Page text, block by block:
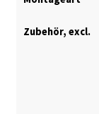
Zubehör, excl.